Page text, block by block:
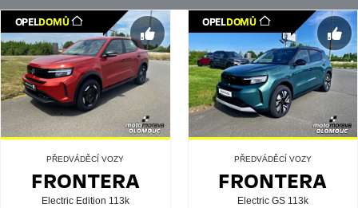
OPELDOMŮ
PŘEDVÁDĚCÍ VOZY
FRONTERA
Electric Edition 113k
OPELDOMŮ
PŘEDVÁDĚCÍ VOZY
FRONTERA
Electric GS 113k